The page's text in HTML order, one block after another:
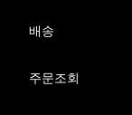
배송
주문조회